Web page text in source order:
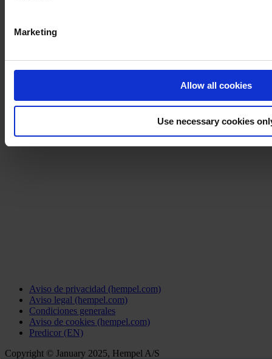
Marketing
Allow all cookies
Use necessary cookies
Aviso de privacidad (hempel.com)
Aviso legal (hempel.com)
Condiciones generales
Aviso de cookies (hempel.com)
Predicor (EN)
Copyright © January 2025, Hempel A/S